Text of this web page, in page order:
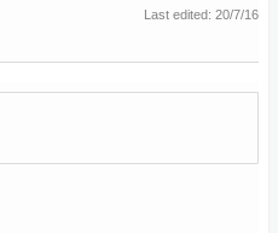
Last edited: 20/7/16